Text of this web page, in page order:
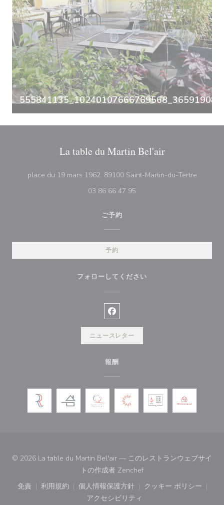
La table du Martin Bel'air
place du 19 mars 1962, 89100 Saint-Martin-du-Tertre((新しい
03 86 66 47 95
ご予約
予約
フォローしてください
Facebook ((新しいウィンドウ
ニュースレター
報酬
© 2026 La table du Martin Bel'air — このレストランウェブサイ
トの作成者 Zenchef((新しいウィンドウで開
免責
((新しいウィンドウで開きます))
利用規約
((新しいウィンドウで開きます))
個人情報保護方針
((新しいウィンドウで開きます))
クッキー ポリシー
((新しいウィ
アクセシビリティ